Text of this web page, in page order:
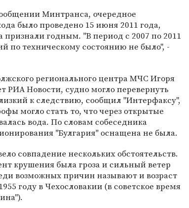
Минтранса, очередное
было проведено 15 июня 2011 года,
признали годным. "В период с 2007 по 2011
по техническому состоянию не было", -
регионального центра МЧС Игоря
РИА Новости, судно могло перевернуть
к следствию, сообщил "Интерфаксу",
могло стать то, что через открытые
вода. По словам собеседника
"Булгария" оснащена не была.
совпадение нескольких обстоятельств.
крушения была гроза и сильный ветер
возможных причин называют и возраст
году в Чехословакии (в советское время